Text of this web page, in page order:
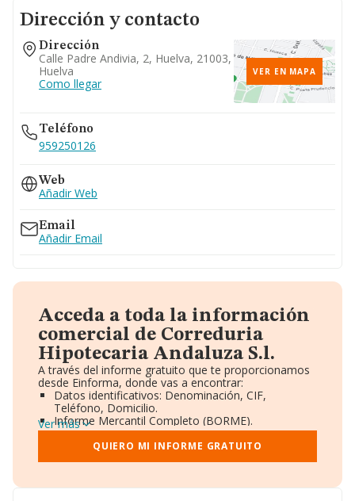
Dirección y contacto
Dirección
Calle Padre Andivia, 2, Huelva, 21003,
Huelva
Como llegar
VER EN MAPA
Teléfono
959250126
Web
Añadir Web
Email
Añadir Email
Acceda a toda la información
comercial de Correduria
Hipotecaria Andaluza S.l.
A través del informe gratuito que te proporcionamos
desde Einforma, donde vas a encontrar:
Datos identificativos: Denominación, CIF,
Teléfono, Domicilio.
Informe Mercantil Completo (BORME).
Gráficos de Evolución Ventas y Empleados.
Consejo de Administración y Administradores.
Directivos y Ejecutivos.
Ver más
QUIERO MI INFORME GRATUITO